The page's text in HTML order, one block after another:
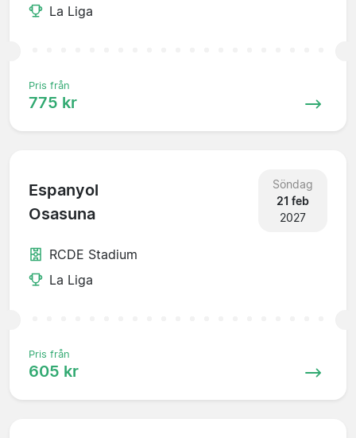
La Liga
Pris från
775 kr
Espanyol
Osasuna
Söndag
21 feb
2027
RCDE Stadium
La Liga
Pris från
605 kr